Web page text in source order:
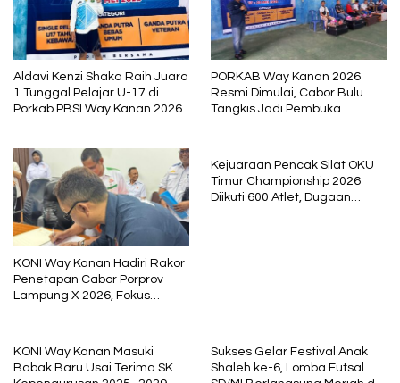
Aldavi Kenzi Shaka Raih Juara
1 Tunggal Pelajar U-17 di
Porkab PBSI Way Kanan 2026
PORKAB Way Kanan 2026
Resmi Dimulai, Cabor Bulu
Tangkis Jadi Pembuka
KONI Way Kanan Hadiri Rakor
Penetapan Cabor Porprov
Lampung X 2026, Fokus
Kejuaraan Pencak Silat OKU
Timur Championship 2026
Diikuti 600 Atlet, Dugaan
KONI Way Kanan Masuki
Babak Baru Usai Terima SK
Sukses Gelar Festival Anak
Shaleh ke-6, Lomba Futsal